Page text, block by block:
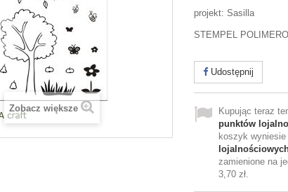
Zobacz większe
projekt: Sasilla
STEMPEL
Udostępnij
Kupując teraz
punktów
koszyk wyniesie
zamienione na
3,70 zł.